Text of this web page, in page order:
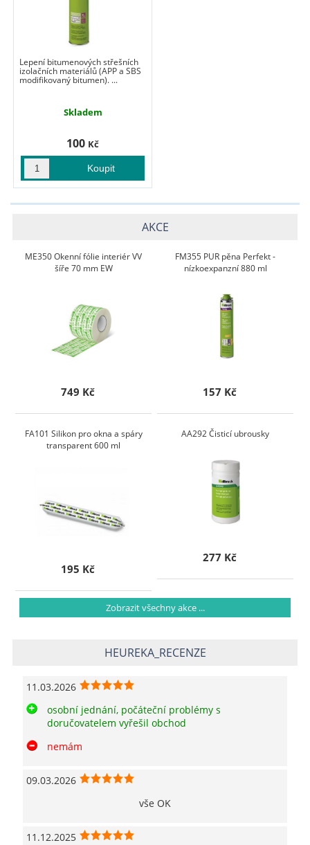
Lepení bitumenových střešních
izolačních materiálů (APP a SBS
modifikovaný bitumen). ...
Skladem
100 Kč
AKCE
ME350 Okenní fólie interiér VV
šíře 70 mm EW
749 Kč
FM355 PUR pěna Perfekt -
nízkoexpanzní 880 ml
157 Kč
FA101 Silikon pro okna a spáry
transparent 600 ml
195 Kč
AA292 Čisticí ubrousky
277 Kč
Zobrazit všechny akce ...
HEUREKA_RECENZE
11.03.2026
osobní jednání, počáteční problémy s
doručovatelem vyřešil obchod
nemám
09.03.2026
vše OK
11.12.2025